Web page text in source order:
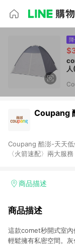
Coupang
Coupang 酷澎-天天低
〈火箭速配〉兩大服
加入WOW會員告別湊
商品描述
商品描述
這款comet秒開式室內
輕鬆擁有私密空間。